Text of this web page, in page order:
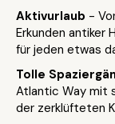
Aktivurlaub -
Erkunden antiker
für jeden etwas
Tolle
Atlantic Way mit
der zerklüfteten